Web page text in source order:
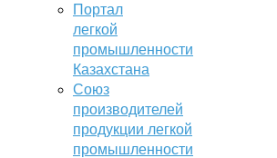
Портал
легкой
промышленности
Казахстана
Союз
производителей
продукции легкой
промышленности